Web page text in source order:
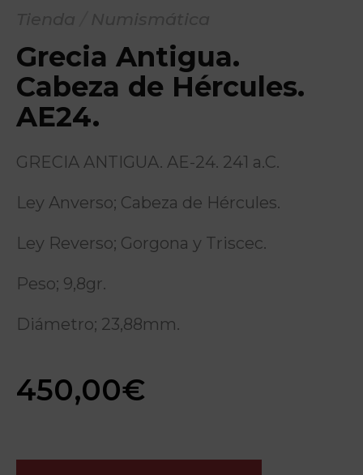
Grecia Antigua.
Cabeza de Hércules.
AE24.
GRECIA ANTIGUA. AE-24. 241 a.C.
Ley Anverso; Cabeza de Hércules.
Ley Reverso; Gorgona y Triscec.
Peso; 9,8gr.
Diámetro; 23,88mm.
450,00€